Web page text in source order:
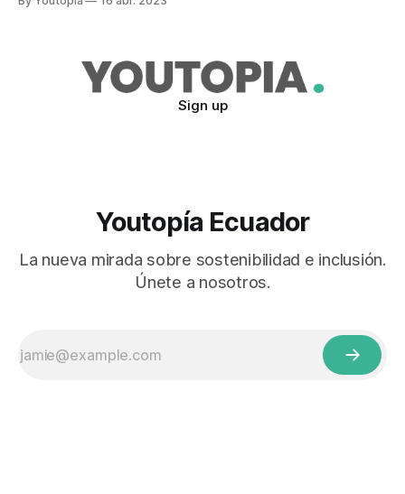
presuntamente de osos, a sus reses. En el 2021, incluso se
Sign up
Youtopía Ecuador
La nueva mirada sobre sostenibilidad e inclusión.
Únete a nosotros.